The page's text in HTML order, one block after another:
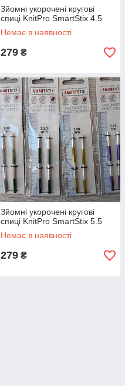
Зйомні укорочені кругові
спиці KnitPro SmartStix 4.5
Немає в наявності
279 ₴
Зйомні укорочені кругові
спиці KnitPro SmartStix 5.5
Немає в наявності
279 ₴